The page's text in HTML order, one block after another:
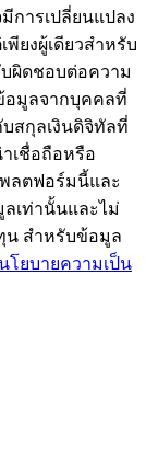
คอมมิชชั่นการคัด
มูลการค้า ฯลฯ
การเปลี่ยนแปลง
ยงผู้เดียวสำหรับ
ผิดชอบต่อความ
อมูลจากบุคคลที่
สกุลเงินดิจิทัลที่
เชื่อถือหรือ
ลตฟอร์มนี้และ
ลเท่านั้นและไม่
น สำหรับข้อมูล
นโยบายความเป็น